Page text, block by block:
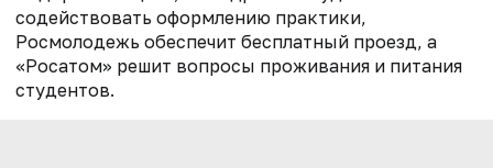
содействовать оформлению практики,
Росмолодежь обеспечит бесплатный проезд, а
«Росатом» решит вопросы проживания и питания
студентов.